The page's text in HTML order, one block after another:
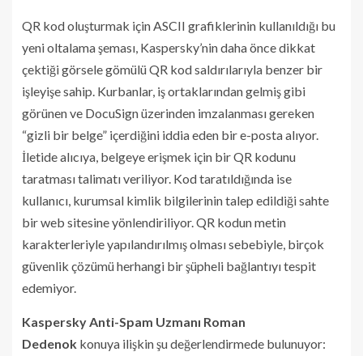
QR kod oluşturmak için ASCII grafiklerinin kullanıldığı bu
yeni oltalama şeması, Kaspersky’nin daha önce dikkat
çektiği görsele gömülü QR kod saldırılarıyla benzer bir
işleyişe sahip. Kurbanlar, iş ortaklarından gelmiş gibi
görünen ve DocuSign üzerinden imzalanması gereken
“gizli bir belge” içerdiğini iddia eden bir e-posta alıyor.
İletide alıcıya, belgeye erişmek için bir QR kodunu
taratması talimatı veriliyor. Kod taratıldığında ise
kullanıcı, kurumsal kimlik bilgilerinin talep edildiği sahte
bir web sitesine yönlendiriliyor. QR kodun metin
karakterleriyle yapılandırılmış olması sebebiyle, birçok
güvenlik çözümü herhangi bir şüpheli bağlantıyı tespit
edemiyor.
Kaspersky Anti-Spam Uzmanı Roman
Dedenok konuya ilişkin şu değerlendirmede bulunuyor: